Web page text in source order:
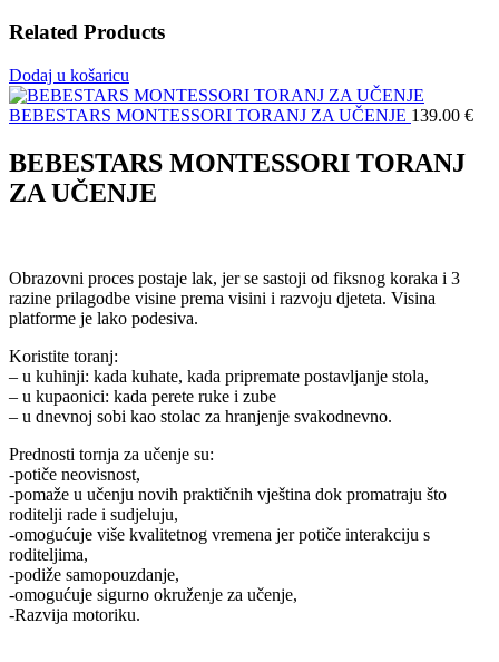
Related Products
Dodaj u košaricu
BEBESTARS MONTESSORI TORANJ ZA UČENJE 139.00 €
BEBESTARS MONTESSORI TORANJ
ZA UČENJE
Obrazovni proces postaje lak, jer se sastoji od fiksnog koraka i 3
razine prilagodbe visine prema visini i razvoju djeteta. Visina
platforme je lako podesiva.
Koristite toranj:
– u kuhinji: kada kuhate, kada pripremate postavljanje stola,
– u kupaonici: kada perete ruke i zube
– u dnevnoj sobi kao stolac za hranjenje svakodnevno.
Prednosti tornja za učenje su:
-potiče neovisnost,
-pomaže u učenju novih praktičnih vještina dok promatraju što
roditelji rade i sudjeluju,
-omogućuje više kvalitetnog vremena jer potiče interakciju s
roditeljima,
-podiže samopouzdanje,
-omogućuje sigurno okruženje za učenje,
-Razvija motoriku.